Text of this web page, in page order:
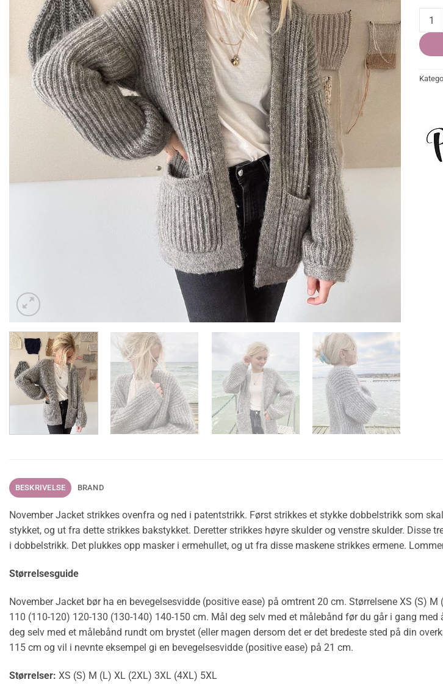
BESKRIVELSE BRAND
November Jacket strikkes ovenfra og ned i patentstrikk. Først strikkes et stykke dobbelstrikk som
stykket, og ut fra dette strikkes bakstykket. Deretter strikkes høyre skulder og venstre skulder.
i dobbelstrikk. Det plukkes opp masker i ermehullet, og ut fra disse maskene strikkes ermene.
Størrelsesguide
November Jacket bør ha en bevegelsesvidde (positive ease) på omtrent 20 cm. Størrelsene XS (S)
110 (110-120) 120-130 (130-140) 140-150 cm. Mål deg selv med et målebånd før du går i gang
deg selv med et målebånd rundt om brystet (eller magen dersom det er det bredeste sted på din
115 cm og vil i nevnte eksempel gi en bevegelsesvidde (positive ease) på 21 cm.
Størrelser: XS (S) M (L) XL (2XL) 3XL (4XL) 5XL